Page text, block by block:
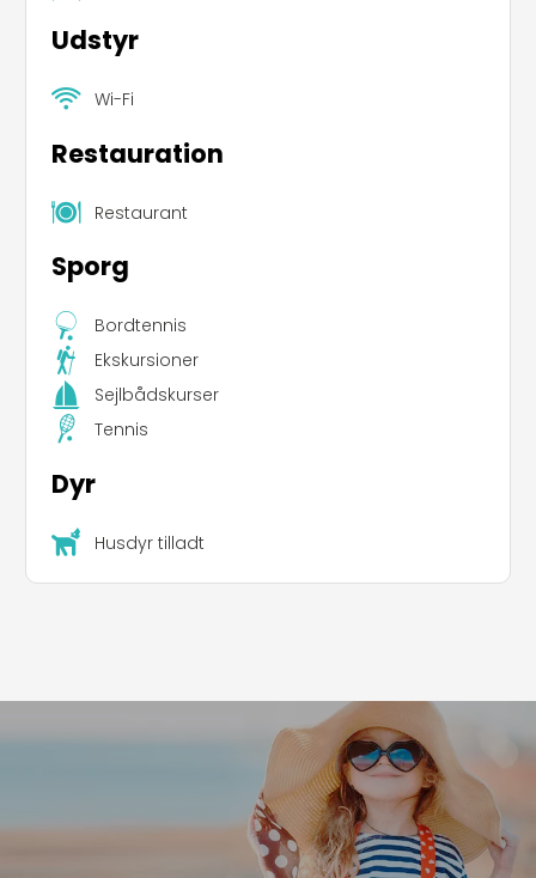
Udstyr
Wi-Fi
Restauration
Restaurant
Sporg
Bordtennis
Ekskursioner
Sejlbådskurser
Tennis
Dyr
Husdyr tilladt
Leaflet |©Koobcamp S.r.l.